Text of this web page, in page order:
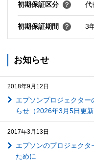
初期保証区分 代
初期保証期間 3
お知らせ
2018年9月12日
エプソンプロジェクタ
らせ（2026年3月5日更新
2017年3月13日
エプソンのプロジェクタ
ために